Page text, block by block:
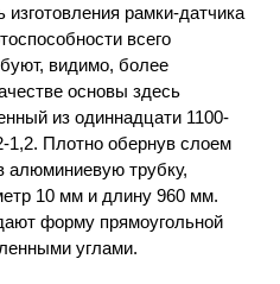
рамки-датчика
всего
видимо, более
основы здесь
из одиннадцати 1100-
Плотно обернув слоем
алюминиевую трубку,
10 мм и длину 960 мм.
форму прямоугольной
углами.